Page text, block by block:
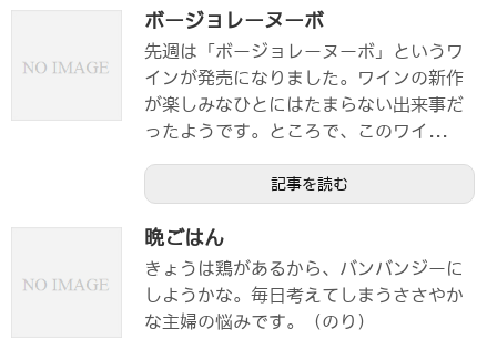
ボージョレーヌーボ
先週は「ボージョレーヌーボ」というワ
インが発売になりました。ワインの新作
が楽しみなひとにはたまらない出来事だ
ったようです。ところで、このワイ...
記事を読む
晩ごはん
きょうは鶏があるから、バンバンジーに
しようかな。毎日考えてしまうささやか
な主婦の悩みです。（のり）